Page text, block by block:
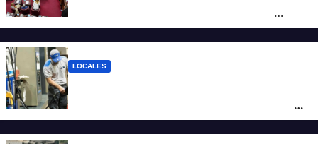
Santa Fe
LOCALES
ciudad de Santa Fe: la nafta súper superó
los $2.100 y llenar el tanque cuesta más